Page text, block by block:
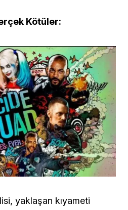
Kötüler:
yaklaşan kıyameti